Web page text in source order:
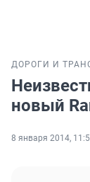
ДОРОГИ И
новый
8 января 2014,